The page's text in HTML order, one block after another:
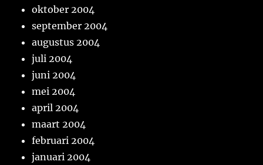
oktober 2004
september 2004
augustus 2004
juli 2004
juni 2004
mei 2004
april 2004
maart 2004
februari 2004
januari 2004